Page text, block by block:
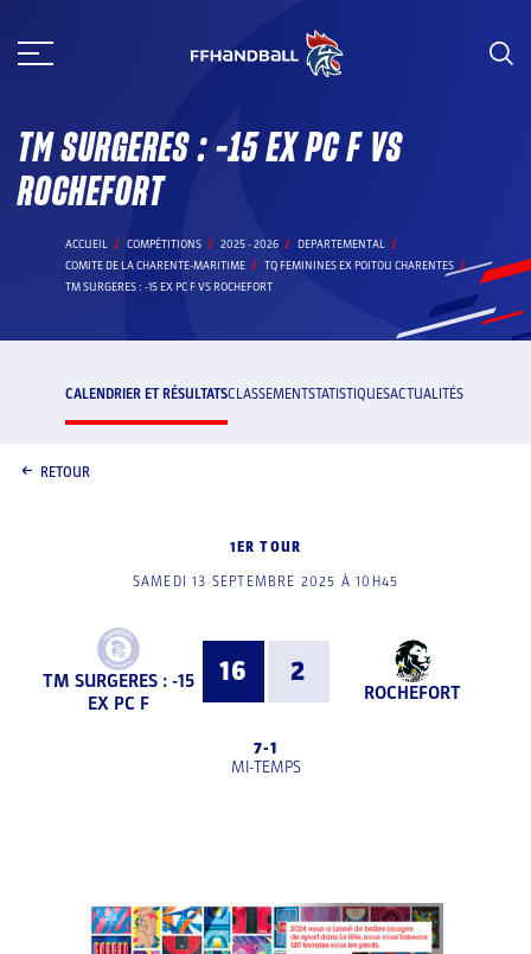
au
TM SURGERES : -15 EX PC F VS
ROCHEFORT
ACCUEIL COMPÉTITIONS 2025 - 2026
DEPARTEMENTAL
COMITE DE LA CHARENTE-MARITIME
TQ FEMININES EX POITOU CHARENTES
TM SURGERES : -15 EX PC F VS ROCHEFORT
CALENDRIER ET RÉSULTATSCLASSEMENTSTATISTIQUESACTUALITÉS
RETOUR
1ER TOUR
SAMEDI 13 SEPTEMBRE 2025 À 10H45
TM SURGERES : -15
EX PC F
16 2
ROCHEFORT
7-1
MI-TEMPS